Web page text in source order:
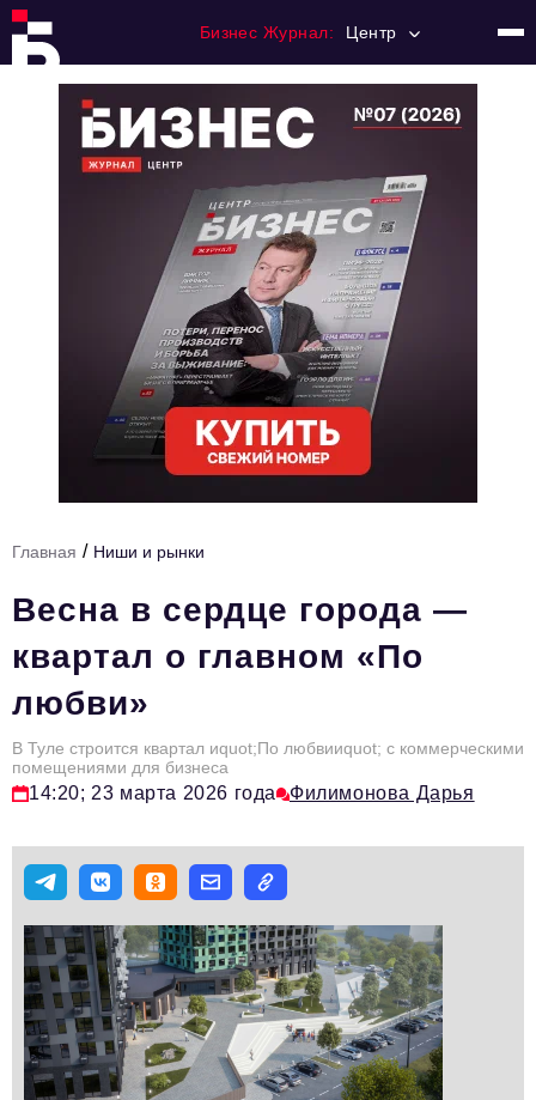
Бизнес Журнал: Центр
Регулирование
Премия "Тульский Бизнес"
История тульского предпринимательства
Тема номера
HR
Персона номера
Инфраструктура развития
Технологии и тренды
Импортозамещение
Мероприятия
Авторские материалы
Видео
Телефон редакции: +7 495 727-01-67
Главная / Ниши и рынки
Весна в сердце города —
квартал о главном «По
любви»
В Туле строится квартал иquot;По любвииquot; с коммерческими
помещениями для бизнеса
14:20; 23 марта 2026 года Филимонова Дарья